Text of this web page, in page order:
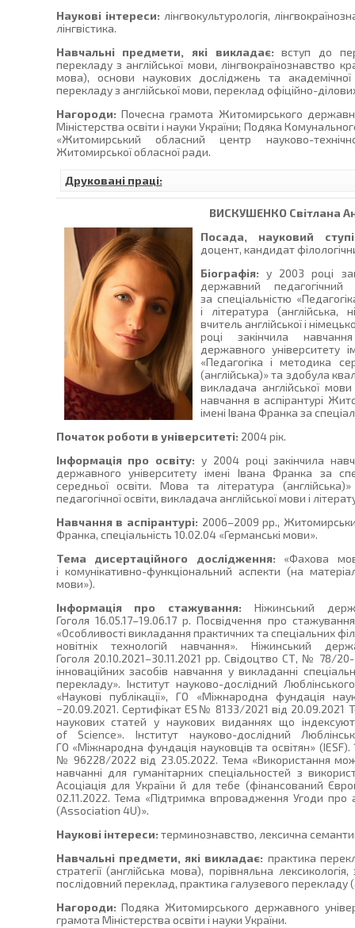
Наукові інтереси: лінгвокультурологія,
лінгвістика.
Навчальні предмети, які викладає: вступ до
перекладу з англійської мови, лінгвокраїнознавство
мова), основи наукових досліджень та академічної
перекладу з англійської мови, переклад офіційно-
Нагороди: Почесна грамота Житомирського
Міністерства освіти і науки України; Подяка
«Житомирський обласний центр науково-
Житомирської обласної ради.
Друковані праці:
ВИСКУШЕНКО Світлана
Посада, науковий
доцент, кандидат
Біографія: у 2003 році
державний
за спеціальністю
і література (англійська,
вчитель англійської і
році закінчила
державного університету
«Педагогіка і методика
(англійська)» та здобула
викладача англійської
навчання в аспірантурі
імені Івана Франка за
Початок роботи в університеті: 2004 рік.
Інформація про освіту: у 2004 році закінчила
державного університету імені Івана Франка за
середньої освіти. Мова та література
педагогічної освіти, викладача англійської мови і
Навчання в аспірантурі: 2006–2009 рр.,
Франка, спеціальність 10.02.04 «Германські мови».
Тема дисертаційного дослідження: «Фахова
і комунікативно-функціональний аспекти (на
мови»).
Інформація про стажування: Ніжинський
Гоголя 16.05.17–19.06.17 р. Посвідчення про
«Особливості викладання практичних та спеціальних
новітніх технологій навчання». Ніжинський
Гоголя 20.10.2021–30.11.2021 рр. Свідоцтво СТ, № 78/
інноваційних засобів навчання у викладанні
перекладу». Інститут науково-дослідний
«Наукові публікації», ГО «Міжнародна фундація
−20.09.2021. Сертифікат ES№ 8133/2021 від 20.09.2021
наукових статей у наукових виданнях що
of Science». Інститут науково-дослідний
ГО «Міжнародна фундація науковців та освітян»
№ 96228/2022 від 23.05.2022. Тема «Використання
навчанні для гуманітарних спеціальностей з
Асоціація для України й для тебе (фінансований
02.11.2022. Тема «Підтримка впровадження Угоди про
(Association 4U)».
Наукові інтереси: терминознавство, лексична
Навчальні предмети, які викладає: практика
стратегії (англійська мова), порівняльна
послідовний переклад, практика галузевого перекладу
Нагороди: Подяка Житомирського державного
грамота Міністерства освіти і науки України.